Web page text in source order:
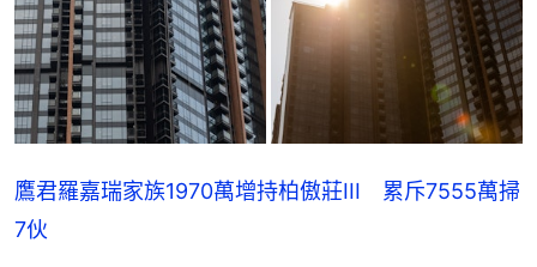
鷹君羅嘉瑞家族1970萬增持柏傲莊III 累斥7555萬掃
7伙